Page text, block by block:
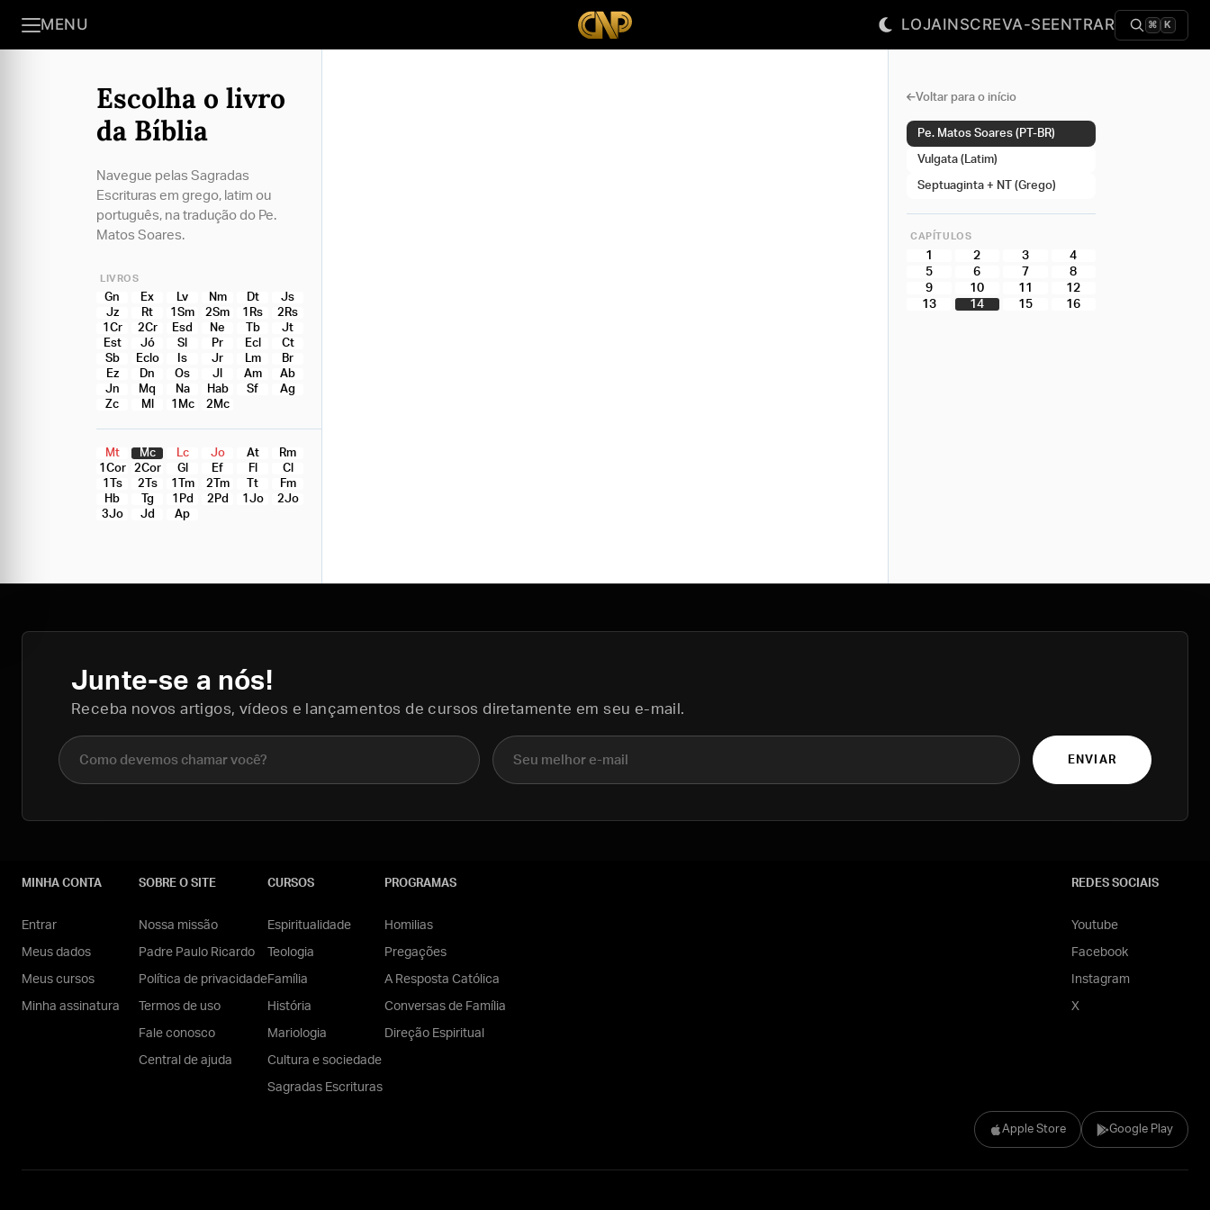
MENU LOJAINSCREVA-SEENTRAR ⌘ K
Escolha o livro
da Bíblia
Navegue pelas Sagradas
Escrituras em grego, latim ou
português, na tradução do Pe.
Matos Soares.
LIVROS
Gn Ex Lv Nm Dt
Js
Jz
Rt 1Sm 2Sm 1Rs
2Rs
1Cr
2Cr Esd Ne Tb
Jt
Est
Jó Sl Pr Ecl
Ct
Sb
Eclo Is Jr Lm
Br
Ez
Dn Os Jl Am
Ab
Jn
Mq Na Hab Sf
Ag
Zc
Ml 1Mc 2Mc
Mt Mc Lc Jo At
Rm
1Cor
2Cor Gl Ef Fl
Cl
1Ts
2Ts 1Tm 2Tm Tt
Fm
Hb
Tg 1Pd 2Pd 1Jo
2Jo
3Jo
Jd Ap
Voltar para o início
Pe. Matos Soares (PT-BR)
Vulgata (Latim)
Septuaginta + NT (Grego)
CAPÍTULOS
1 2 3
4
5
6 7
8
9
10 11
12
13
14 15 16
Junte-se a nós!
Receba novos artigos, vídeos e lançamentos de cursos diretamente em seu e-mail.
Nome completo E-mail
ENVIAR
Apple Store Google Play
MINHA CONTA
Entrar
Meus dados
Meus cursos
Minha assinatura
SOBRE O SITE
Nossa missão
Padre Paulo Ricardo
Política de privacidade
Termos de uso
Fale conosco
Central de ajuda
CURSOS
Espiritualidade
Teologia
Família
História
Mariologia
Cultura e sociedade
Sagradas Escrituras
PROGRAMAS
Homilias
Pregações
A Resposta Católica
Conversas de Família
Direção Espiritual
REDES SOCIAIS
Youtube
Facebook
Instagram
X